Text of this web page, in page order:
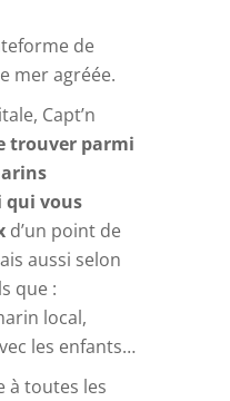
de
mer agréée.
Capt’n
trouver parmi
qui vous
d’un point de
aussi selon
que :
local,
les enfants…
à toutes les